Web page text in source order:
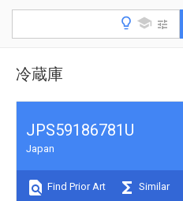
冷蔵庫
JPS59186781U
Japan
Find Prior Art Similar